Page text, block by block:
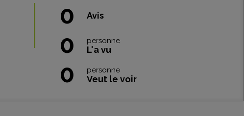
0 Avis
0 personne
L'a vu
0 personne
Veut le voir